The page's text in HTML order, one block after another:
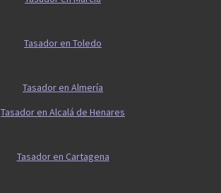
Tasador en Toledo
Tasador en Almería
Tasador en Alcalá de Henares
Tasador en Cartagena